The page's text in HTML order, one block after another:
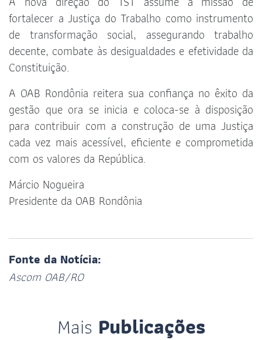
fortalecer a Justiça do Trabalho como instrumento
de transformação social, assegurando trabalho
decente, combate às desigualdades e efetividade da
Constituição.
A OAB Rondônia reitera sua confiança no êxito da
gestão que ora se inicia e coloca-se à disposição
para contribuir com a construção de uma Justiça
cada vez mais acessível, eficiente e comprometida
com os valores da República.
Márcio Nogueira
Presidente da OAB Rondônia
Fonte da Notícia:
Ascom OAB/RO
Mais Publicações